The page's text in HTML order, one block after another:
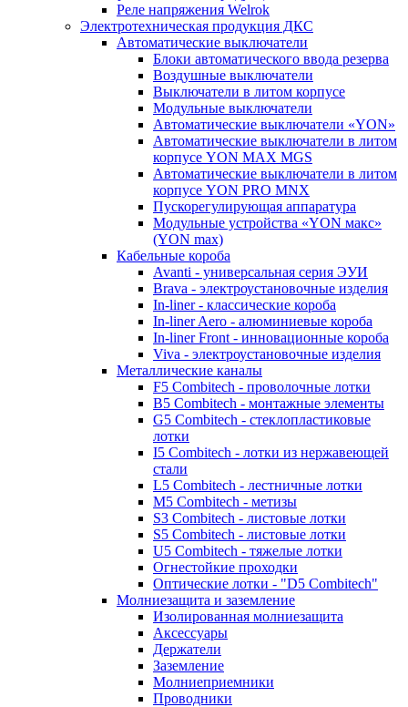
Реле напряжения Welrok
Электротехническая продукция ДКС
Автоматические выключатели
Блоки автоматического ввода резерва
Воздушные выключатели
Выключатели в литом корпусе
Модульные выключатели
Автоматические выключатели «YON»
Автоматические выключатели в литом
корпусе YON MAX MGS
Автоматические выключатели в литом
корпусе YON PRO MNX
Пускорегулирующая аппаратура
Модульные устройства «YON макс»
(YON max)
Кабельные короба
Avanti - универсальная серия ЭУИ
Brava - электроустановочные изделия
In-liner - классические короба
In-liner Aero - алюминиевые короба
In-liner Front - инновационные короба
Viva - электроустановочные изделия
Металлические каналы
F5 Combitech - проволочные лотки
B5 Combitech - монтажные элементы
G5 Combitech - стеклопластиковые
лотки
I5 Combitech - лотки из нержавеющей
стали
L5 Combitech - лестничные лотки
M5 Combitech - метизы
S3 Combitech - листовые лотки
S5 Combitech - листовые лотки
U5 Combitech - тяжелые лотки
Огнестойкие проходки
Оптические лотки - "D5 Combitech"
Молниезащита и заземление
Изолированная молниезащита
Аксессуары
Держатели
Заземление
Молниеприемники
Проводники